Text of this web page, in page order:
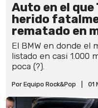
Auto en el
herido
rematado en
El BMW en donde el
listado en casi 1.000
poca (?).
Por Equipo Rock&Pop 01